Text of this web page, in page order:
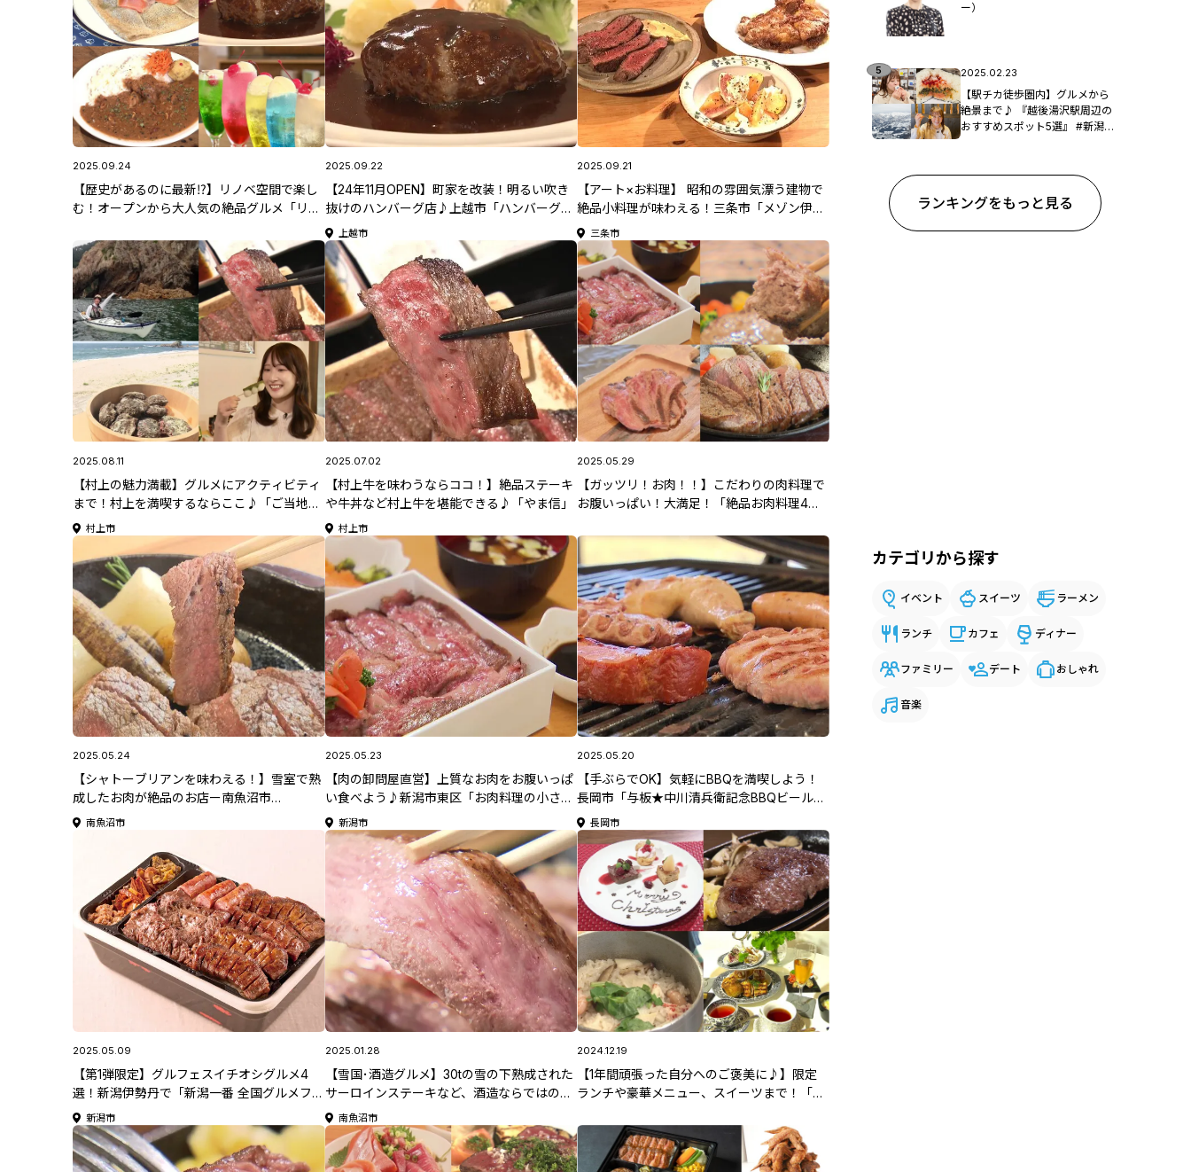
2025.09.24
【歴史があるのに最新⁉】リノベ空間で楽し
む！オープンから大人気の絶品グルメ「リノ
2025.09.22
【24年11月OPEN】町家を改装！明るい吹き
抜けのハンバーグ店♪上越市「ハンバーグ＆
グリルYUKI MI」
上越市
2025.09.21
【アート×お料理】 昭和の雰囲気漂う建物で
絶品小料理が味わえる！三条市「メゾン伊と
う」三条市
2025.08.11
【村上の魅力満載】グルメにアクティビティ
まで！村上を満喫するならここ♪「ご当地フ
ルコース村上編」
村上市
2025.07.02
【村上牛を味わうならココ！】絶品ステーキ
や牛丼など村上牛を堪能できる♪「やま信」
村上市
2025.05.29
【ガッツリ！お肉！！】こだわりの肉料理で
お腹いっぱい！大満足！「絶品お肉料理4
2025.05.24
【シャトーブリアンを味わえる！】雪室で熟
成したお肉が絶品のお店ー南魚沼市
「YUKIMURO WAGYU UCHIYAMA」
南魚沼市
2025.05.23
【肉の卸問屋直営】上質なお肉をお腹いっぱ
い食べよう♪新潟市東区「お肉料理の小さな
レストラン にく祥」
新潟市
2025.05.20
【手ぶらでOK】気軽にBBQを満喫しよう！
長岡市「与板★中川清兵衛記念BBQビール
園」長岡市
2025.05.09
【第1弾限定】グルフェスイチオシグルメ4
選！新潟伊勢丹で「新潟一番 全国グルメフェ
スティバル」開催！第1弾は5月20日(火)か
ら！
新潟市
2025.01.28
【雪国･酒造グルメ】30tの雪の下熟成された
サーロインステーキなど、酒造ならではの料
理やスイーツ･雪国の恵みを味おう！南魚沼
市「魚沼の里」
南魚沼市
2024.12.19
【1年間頑張った自分へのご褒美に♪】限定
ランチや豪華メニュー、スイーツまで！「新
ー）
2025.02.23
【駅チカ徒歩圏内】グルメから
絶景まで♪ 『越後湯沢駅周辺の
おすすめスポット5選』 #新潟観
ランキングをもっと見る
カテゴリから探す
イベント スイーツ ラーメン
ランチ カフェ ディナー
ファミリー デート おしゃれ
音楽